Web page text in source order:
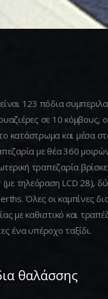
123 πόδια
σε 10 κόμβους,
κατάστρωμα και μέσα
με θέα 360
τραπεζαρία
τηλεόραση LCD 28),
Όλες οι καμπίνες
με καθιστικό και
ένα υπέροχο ταξίδι.
θαλάσσης